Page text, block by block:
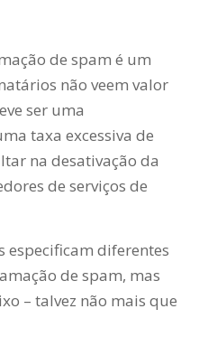
de spam é um
não veem valor
ser uma
taxa excessiva de
na desativação da
de serviços de
especificam diferentes
de spam, mas
– talvez não mais que